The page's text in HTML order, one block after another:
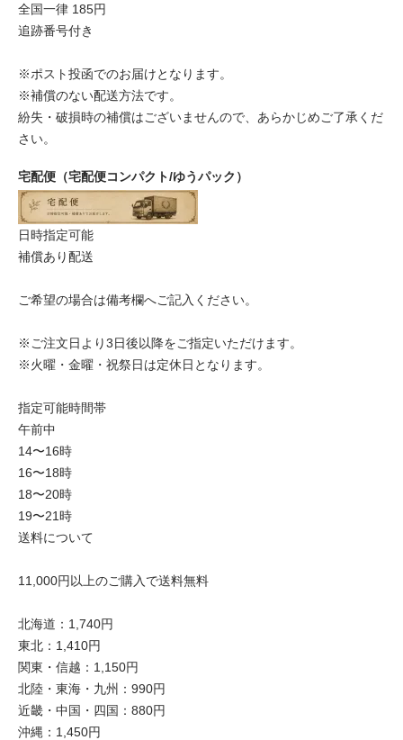
全国一律 185円
追跡番号付き
※ポスト投函でのお届けとなります。
※補償のない配送方法です。
紛失・破損時の補償はございませんので、あらかじめご了承くだ
さい。
宅配便（宅配便コンパクト/ゆうパック）
日時指定可能
補償あり配送
ご希望の場合は備考欄へご記入ください。
※ご注文日より3日後以降をご指定いただけます。
※火曜・金曜・祝祭日は定休日となります。
指定可能時間帯
午前中
14〜16時
16〜18時
18〜20時
19〜21時
送料について
11,000円以上のご購入で送料無料
北海道：1,740円
東北：1,410円
関東・信越：1,150円
北陸・東海・九州：990円
近畿・中国・四国：880円
沖縄：1,450円